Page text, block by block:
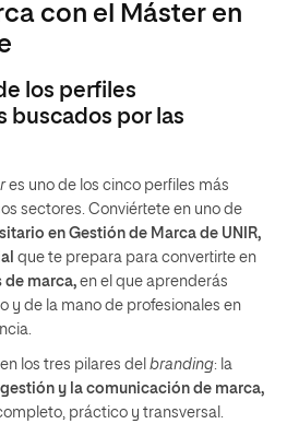
con el Máster en
los perfiles
buscados por las
es uno de los cinco perfiles más
sectores. Conviértete en uno de
en Gestión de Marca de UNIR,
que te prepara para convertirte en
de marca, en el que aprenderás
y de la mano de profesionales en
los tres pilares del branding: la
y la comunicación de marca,
práctico y transversal.